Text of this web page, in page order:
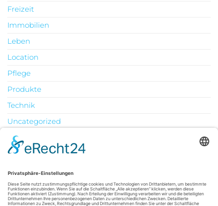
Freizeit
Immobilien
Leben
Location
Pflege
Produkte
Technik
Uncategorized
Urlaub
M
D
1
2